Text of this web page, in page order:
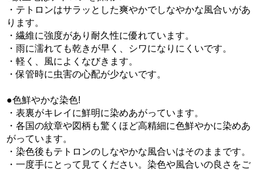
・テトロンはサラッとした爽やかでしなやかな風合いがあ
ります。
・繊維に強度があり耐久性に優れています。
・雨に濡れても乾きが早く、シワになりにくいです。
・軽く、風によくなびきます。
・保管時に虫害の心配が少ないです。
●色鮮やかな染色!
・表裏がキレイに鮮明に染めあがっています。
・各国の紋章や図柄も驚くほど高精細に色鮮やかに染めあ
がっています。
・染色後もテトロンのしなやかな風合いはそのままです。
・一度手にとって見てください。染色や風合いの良さをご